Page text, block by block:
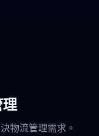
理
物流管理需求。